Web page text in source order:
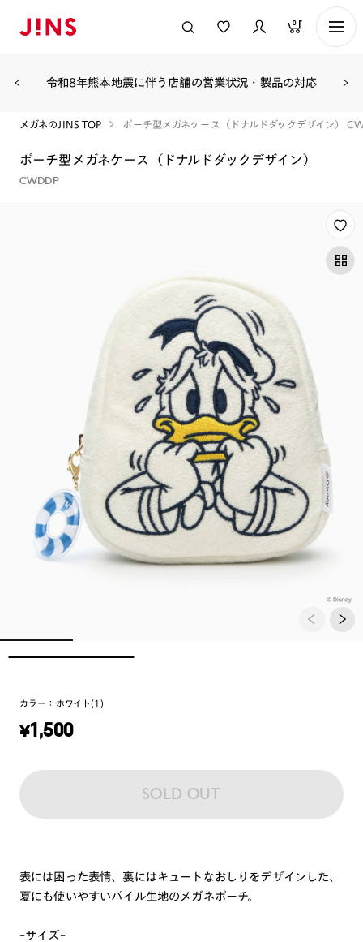
0
令和8年熊本地震に伴う店舗の営業状況・製品の対応
メガネのJINS TOP ポーチ型メガネケース（ドナルドダックデザイン）
ポーチ型メガネケース（ドナルドダックデザイン）
CWDDP
カラー： ホワイト(1)
¥1,500
SOLD OUT
表には困った表情、裏にはキュートなおしりをデザインした、
夏にも使いやすいパイル生地のメガネポーチ。
ｰサイズｰ